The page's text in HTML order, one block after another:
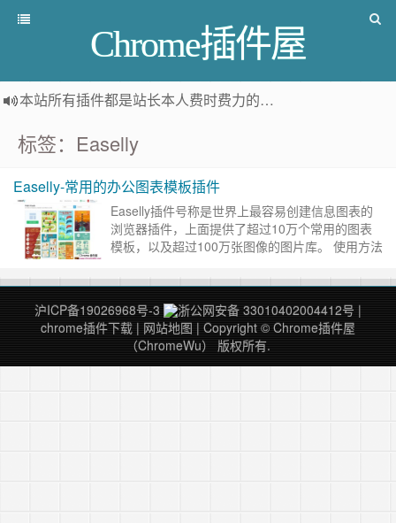
Chrome插件屋
本站所有插件都是站长本人费时费力的人工筛选推荐
标签：Easelly
Easelly-常用的办公图表模板插件
Easelly插件号称是世界上最容易创建信息图表的
浏览器插件，上面提供了超过10万个常用的图表
模板，以及超过100万张图像的图片库。 使用方法
击该……继续阅读 »
沪ICP备19026968号-3
浙公网安备 33010402004412号 |
chrome插件下载 | 网站地图 | Copyright © Chrome插件屋
（ChromeWu） 版权所有.